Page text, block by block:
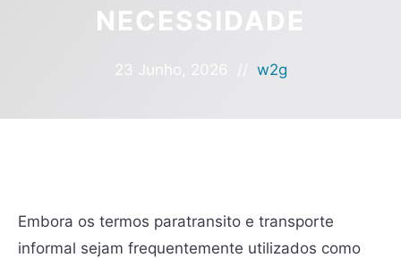
NECESSIDADE
23 Junho, 2026 // w2g
Embora os termos paratransito e transporte
informal sejam frequentemente utilizados como